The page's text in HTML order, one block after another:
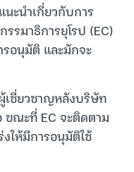
นะนำเกี่ยวกับการ
รมาธิการยุโรป (EC)
อนุมัติ และมักจะ
เชี่ยวชาญหลังบริษัท
ขณะที่ EC จะติดตาม
ให้มีการอนุมัติใช้